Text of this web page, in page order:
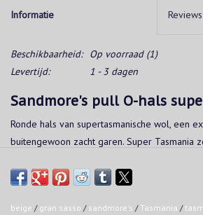
Informatie Reviews
Beschikbaarheid: Op voorraad(1)
Levertijd:
1 - 3 dagen
Sandmore's pull O-hals
Ronde hals van supertasmanische wol, een
buitengewoon zacht garen. Super Tasmania
op de huid 365 dagen per jaar.
beige / gran sasso / sandmore's / Tasmania /